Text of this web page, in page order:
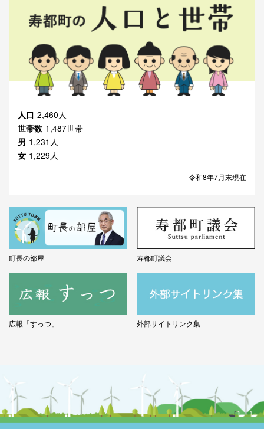
人口 2,460人
世帯数 1,487世帯
男 1,231人
女 1,229人
令和8年7月末現在
町長の部屋 寿都町議会
広報「すっつ」 外部サイトリンク集